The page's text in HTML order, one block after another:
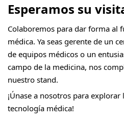
Esperamos su
Colaboremos para dar forma al
médica. Ya seas gerente de un
de equipos médicos o un
campo de la medicina, nos
nuestro stand.
¡Únase a nosotros para
tecnología médica!